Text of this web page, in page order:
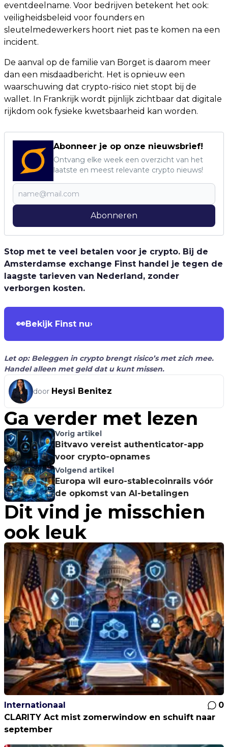
eventdeelname. Voor bedrijven betekent het ook:
veiligheidsbeleid voor founders en
sleutelmedewerkers hoort niet pas te komen na een
incident.
De aanval op de familie van Borget is daarom meer
dan een misdaadbericht. Het is opnieuw een
waarschuwing dat crypto-risico niet stopt bij de
wallet. In Frankrijk wordt pijnlijk zichtbaar dat digitale
rijkdom ook fysieke kwetsbaarheid kan worden.
Abonneer je op onze nieuwsbrief!
Ontvang elke week een overzicht van het
laatste en meest relevante crypto nieuws!
Abonneren
Stop met te veel betalen voor je crypto. Bij de
Amsterdamse exchange Finst handel je tegen de
laagste tarieven van Nederland, zonder
verborgen kosten.
👀Bekijk Finst nu›
Let op: Beleggen in crypto brengt risico’s met zich mee.
Handel alleen met geld dat u kunt missen.
door Heysi Benitez
Ga verder met lezen
Vorig artikel
Bitvavo vereist authenticator-app
voor crypto-opnames
Volgend artikel
Europa wil euro-stablecoinrails vóór
de opkomst van AI-betalingen
Dit vind je misschien
ook leuk
Internationaal
0
CLARITY Act mist zomerwindow en schuift naar
september